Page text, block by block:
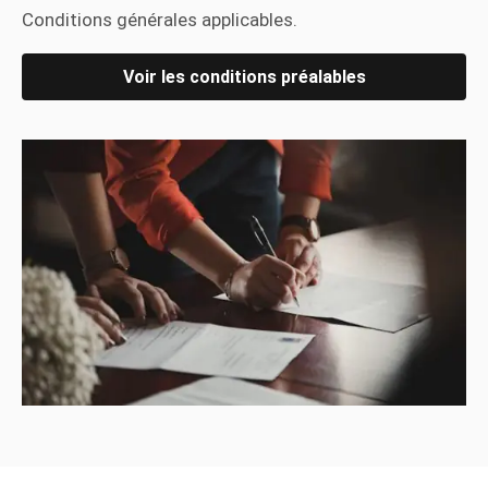
Conditions générales applicables.
Voir les conditions préalables